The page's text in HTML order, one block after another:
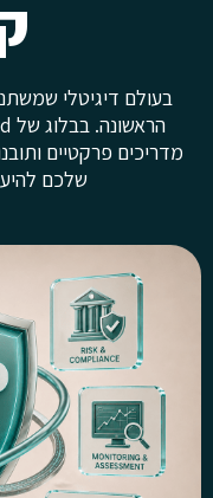
בעולם דיגיטלי
מדריכים פרקטיים
שלכם